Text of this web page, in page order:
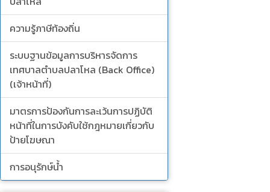
ความรู้ภาษีท้องถิ่น
ระบบฐานข้อมูลการบริหารจัดการ
เทศบาลตำบลปลาโหล (Back Office)
(เจ้าหน้าที่)
มาตรการป้องกันการละเว้นการปฏิบัติ
หน้าที่ในการบังคับใช้กฎหมายเกี่ยวกับ
ป้ายโฆษณา
การอนุรักษ์น้ำ